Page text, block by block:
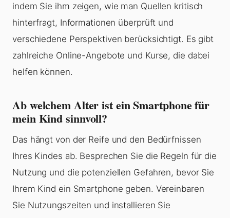
indem Sie ihm zeigen, wie man Quellen kritisch
hinterfragt, Informationen überprüft und
verschiedene Perspektiven berücksichtigt. Es gibt
zahlreiche Online-Angebote und Kurse, die dabei
helfen können.
Ab welchem Alter ist ein Smartphone für
mein Kind sinnvoll?
Das hängt von der Reife und den Bedürfnissen
Ihres Kindes ab. Besprechen Sie die Regeln für die
Nutzung und die potenziellen Gefahren, bevor Sie
Ihrem Kind ein Smartphone geben. Vereinbaren
Sie Nutzungszeiten und installieren Sie